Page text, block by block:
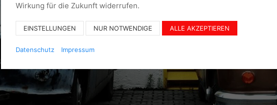
Wirkung für die Zukunft widerrufen.
EINSTELLUNGEN NUR NOTWENDIGE ALLE AKZEPTIEREN
Datenschutz Impressum